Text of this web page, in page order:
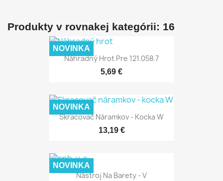
Produkty v rovnakej kategórii: 16
Náhradný Hrot Pre 121.058.7
5,69 €
NOVINKA
Skracovač Náramkov - Kocka W
13,19 €
NOVINKA
Nástroj Na Barety - V
NOVINKA